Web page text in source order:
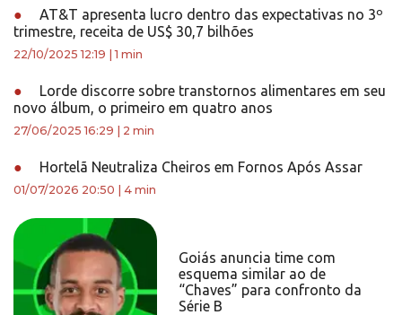
●
AT&T apresenta lucro dentro das expectativas no 3º
trimestre, receita de US$ 30,7 bilhões
22/10/2025 12:19 |1 min
●
Lorde discorre sobre transtornos alimentares em seu
novo álbum, o primeiro em quatro anos
27/06/2025 16:29 2 min
● Hortelã Neutraliza Cheiros em Fornos Após Assar
01/07/2026 20:50 4 min
Goiás anuncia time com
esquema similar ao de
“Chaves” para confronto da
Série B